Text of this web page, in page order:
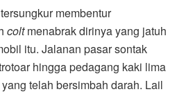
membentur
coltmenabrak dirinya yang jatuh
itu. Jalanan pasar sontak
hingga pedagang kaki lima
telah bersimbah darah. Lail